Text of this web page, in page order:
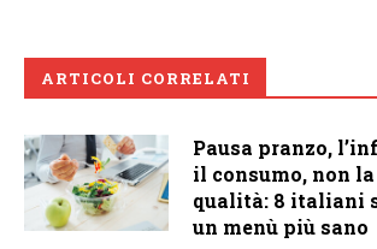
ARTICOLI CORRELATI
Pausa pranzo,
il consumo, non
qualità: 8 italiani
un menù più sano